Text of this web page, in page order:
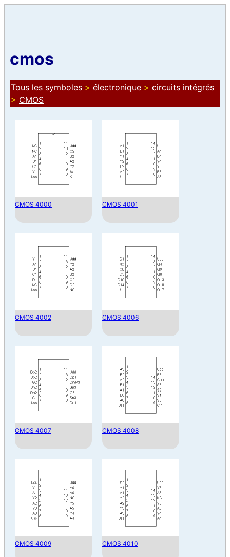
cmos
Tous les symboles > électronique > circuits intégrés
> CMOS
CMOS 4000 CMOS 4001
CMOS 4002 CMOS 4006
CMOS 4007 CMOS 4008
CMOS 4009 CMOS 4010